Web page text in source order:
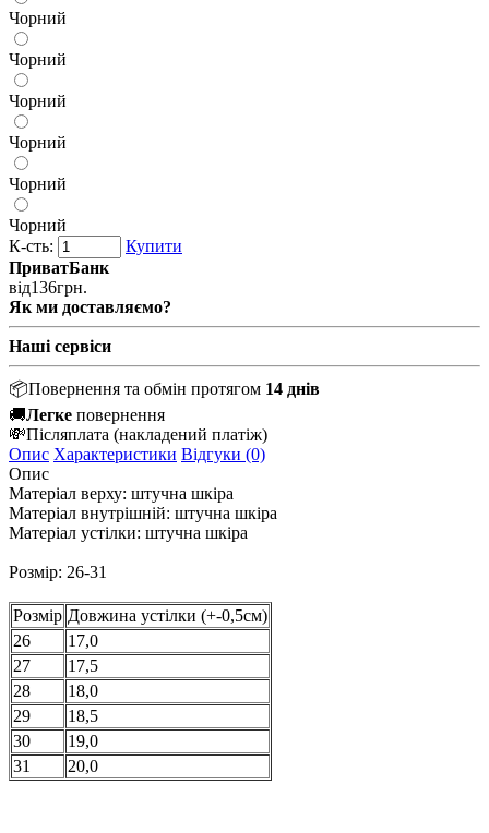
Чорний
Чорний
Чорний
Чорний
Чорний
Чорний
К-сть:
Купити
ПриватБанк
від136грн.
Як ми доставляємо?
Наші сервіси
📦Повернення та обмін протягом 14 днів
🚚Легке повернення
💸Післяплата (накладений платіж)
Опис Характеристики Відгуки (0)
Опис
Матеріал верху: штучна шкіра
Матеріал внутрішній: штучна шкіра
Матеріал устілки: штучна шкіра
Розмір: 26-31
Розмір Довжина устілки (+-0,5см)
26
17,0
27
17,5
28
18,0
29
18,5
30
19,0
31
20,0